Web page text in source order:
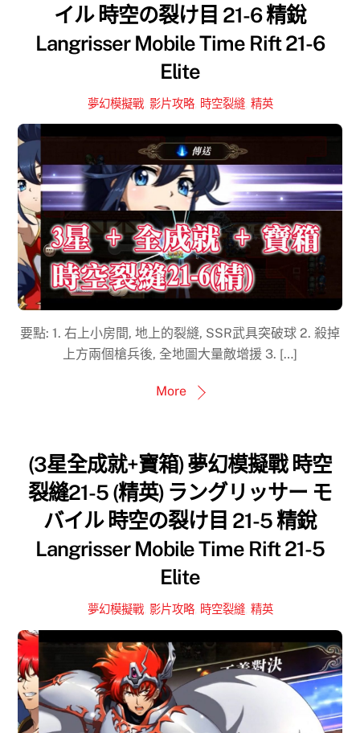
イル 時空の裂け目 21-6 精銳
Langrisser Mobile Time Rift 21-6
Elite
夢幻模擬戰, 影片攻略, 時空裂縫, 精英
要點: 1. 右上小房間, 地上的裂縫, SSR武具突破球 2. 殺掉
上方兩個槍兵後, 全地圖大量敵增援 3. […]
More
(3星全成就+寶箱) 夢幻模擬戰 時空
裂縫21-5 (精英) ラングリッサー モ
バイル 時空の裂け目 21-5 精銳
Langrisser Mobile Time Rift 21-5
Elite
夢幻模擬戰, 影片攻略, 時空裂縫, 精英